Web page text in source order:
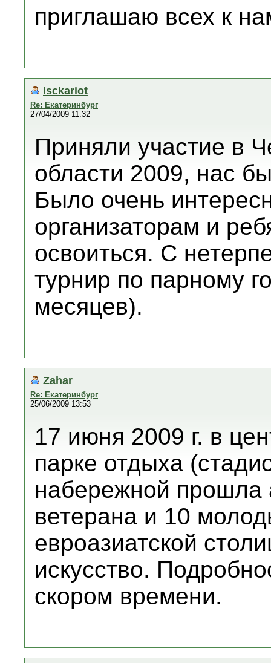
приглашаю всех к
Isckariot
Re: Екатеринбург
27/04/2009 11:32
Приняли участие в
области 2009, нас
Было очень
организаторам и
освоиться. С
турнир по парному
месяцев).
Zahar
Re: Екатеринбург
25/06/2009 13:53
17 июня 2009 г. в
парке отдыха
набережной прошла
ветерана и 10
евроазиатской
искусство.
скором времени.